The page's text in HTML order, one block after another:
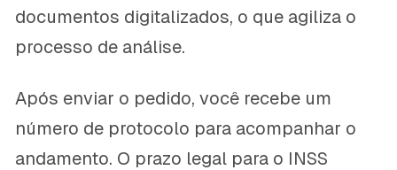
documentos digitalizados, o que agiliza o
processo de análise.
Após enviar o pedido, você recebe um
número de protocolo para acompanhar o
andamento. O prazo legal para o INSS